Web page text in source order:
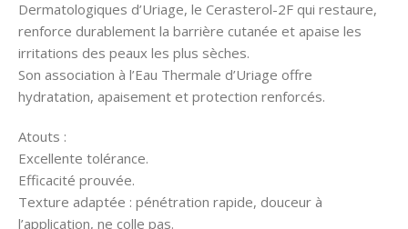
Dermatologiques d’Uriage, le Cerasterol-2F qui restaure,
renforce durablement la barrière cutanée et apaise les
irritations des peaux les plus sèches.
Son association à l’Eau Thermale d’Uriage offre
hydratation, apaisement et protection renforcés.
Atouts :
Excellente tolérance.
Efficacité prouvée.
Texture adaptée : pénétration rapide, douceur à
l’application, ne colle pas.